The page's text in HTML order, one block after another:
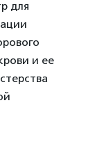
для
и ее